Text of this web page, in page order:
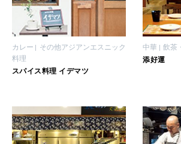
[12星座別] Weekly
[12星座別] Monthly Love
算命学がわかる今月のあな
HEALTH
自分にやさしく
LEARN
知る、考える
カレー
その他アジアンエスニック
料理
スパイス料理 イデマツ
中華 飲茶
添好運